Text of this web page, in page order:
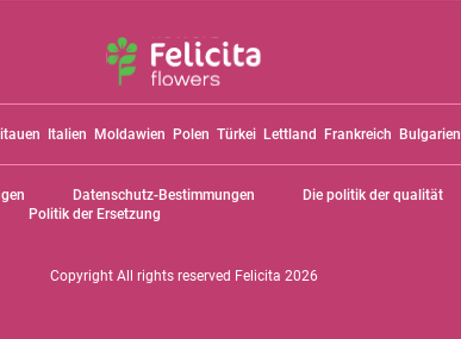
Italien Moldawien Polen Türkei Lettland Frankreich Bulgarien
Datenschutz-Bestimmungen Die politik der qualität
Politik der Ersetzung
Copyright All rights reserved Felicita 2026